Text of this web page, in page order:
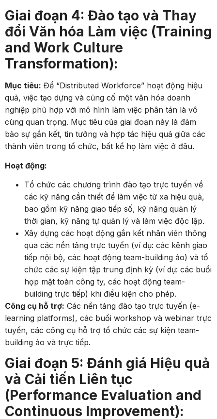
Giai đoạn 4: Đào tạo và Thay
đổi Văn hóa Làm việc (Training
and Work Culture
Transformation):
Mục tiêu: Để “Distributed Workforce” hoạt động hiệu
quả, việc tạo dựng và củng cố một văn hóa doanh
nghiệp phù hợp với mô hình làm việc phân tán là vô
cùng quan trọng. Mục tiêu của giai đoạn này là đảm
bảo sự gắn kết, tin tưởng và hợp tác hiệu quả giữa các
thành viên trong tổ chức, bất kể họ làm việc ở đâu.
Hoạt động:
Tổ chức các chương trình đào tạo trực tuyến về
các kỹ năng cần thiết để làm việc từ xa hiệu quả,
bao gồm kỹ năng giao tiếp số, kỹ năng quản lý
thời gian, kỹ năng tự quản lý và làm việc độc lập.
Xây dựng các hoạt động gắn kết nhân viên thông
qua các nền tảng trực tuyến (ví dụ: các kênh giao
tiếp nội bộ, các hoạt động team-building ảo) và tổ
chức các sự kiện tập trung định kỳ (ví dụ: các buổi
họp mặt toàn công ty, các hoạt động team-
building trực tiếp) khi điều kiện cho phép.
Công cụ hỗ trợ: Các nền tảng đào tạo trực tuyến (e-
learning platforms), các buổi workshop và webinar trực
tuyến, các công cụ hỗ trợ tổ chức các sự kiện team-
building ảo và trực tiếp.
Giai đoạn 5: Đánh giá Hiệu quả
và Cải tiến Liên tục
(Performance Evaluation and
Continuous Improvement):